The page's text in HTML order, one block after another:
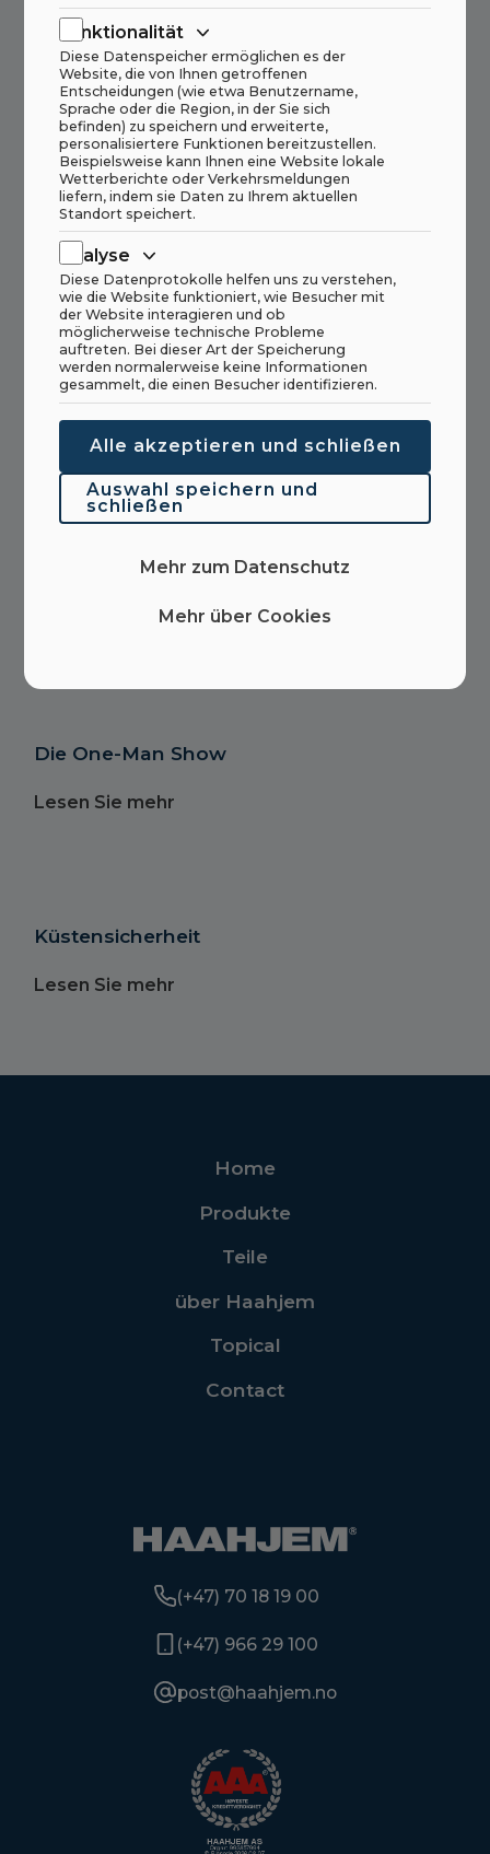
Willkommen neuer Vertreter für FAM
Minerals & Mining GmbH
Lesen Sie mehr
HAAHJEM AS übernimmt die Vertretung
der JÖST GMBH + CO. KG von ARGO
Engineering AS
Lesen Sie mehr
Wir haben eine freie Stelle für einen
Marketingunterstützung.
Lesen Sie mehr
Die One-Man Show
Lesen Sie mehr
Küstensicherheit
Lesen Sie mehr
(+47) 70 18 19 00
(+47) 966 29 100
post@haahjem.no
Home
Produkte
Teile
über Haahjem
Topical
Contact
Funktionalität
Diese Datenspeicher ermöglichen es der
Website, die von Ihnen getroffenen
Entscheidungen (wie etwa Benutzername,
Sprache oder die Region, in der Sie sich
befinden) zu speichern und erweiterte,
personalisiertere Funktionen bereitzustellen.
Beispielsweise kann Ihnen eine Website lokale
Wetterberichte oder Verkehrsmeldungen
liefern, indem sie Daten zu Ihrem aktuellen
Standort speichert.
Analyse
Diese Datenprotokolle helfen uns zu verstehen,
wie die Website funktioniert, wie Besucher mit
der Website interagieren und ob
möglicherweise technische Probleme
auftreten. Bei dieser Art der Speicherung
werden normalerweise keine Informationen
gesammelt, die einen Besucher identifizieren.
Alle akzeptieren und schließen
Auswahl speichern und
schließen
Mehr zum Datenschutz
Mehr über Cookies